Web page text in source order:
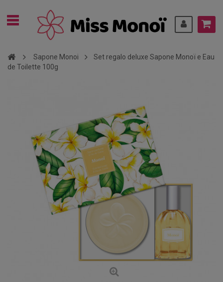
Sapone Monoi
Set regalo deluxe Sapone Monoï e Eau
de Toilette 100g